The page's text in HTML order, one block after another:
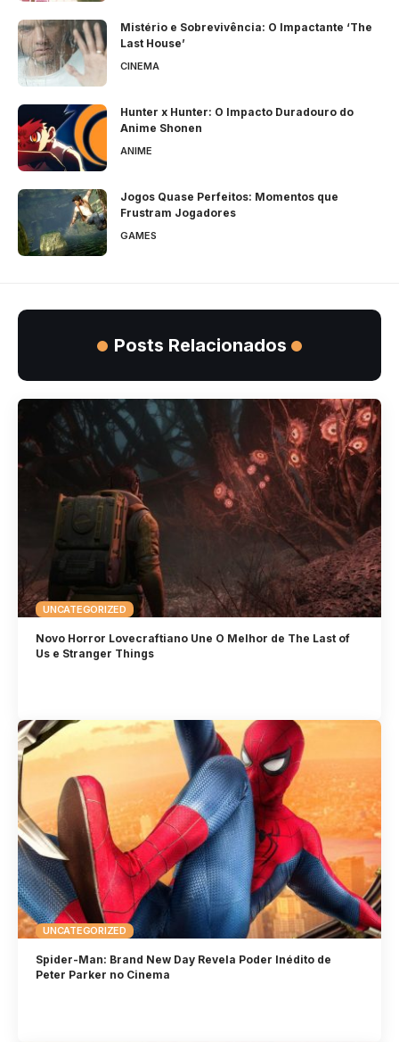
Mistério e Sobrevivência: O Impactante ‘The
Last House’
CINEMA
Hunter x Hunter: O Impacto Duradouro do
Anime Shonen
ANIME
Jogos Quase Perfeitos: Momentos que
Frustram Jogadores
GAMES
Posts Relacionados
UNCATEGORIZED
Novo Horror Lovecraftiano Une O Melhor de The Last of
Us e Stranger Things
UNCATEGORIZED
Spider-Man: Brand New Day Revela Poder Inédito de
Peter Parker no Cinema